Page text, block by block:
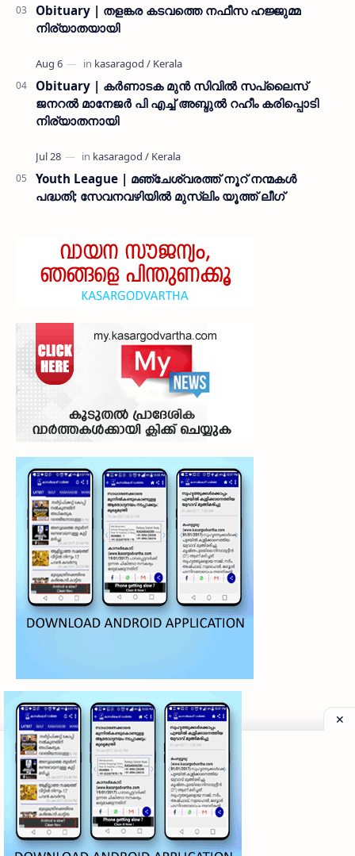
Obituary | തളങ്കര കടവത്തെ നഫീസ ഹജ്ജുമ്മ
നിര്യാതയായി
Obituary | കർണാടക മുൻ സിവില്‍ സപ്ലൈസ്
ജനറൽ മാനേജർ പി എച്ച് അബ്ദുൽ റഹീം കരിപ്പൊടി
നിര്യാതനായി
Youth League | മഞ്ചേശ്വരത്ത് നൂറ് നന്മകൾ
പദ്ധതി; സേവനവഴിയിൽ മുസ്ലിം യൂത്ത് ലീഗ്
©2026‧My Kasaragod Vartha | LATEST KASARAGOD
Privacy Policy
Grievance Redressal